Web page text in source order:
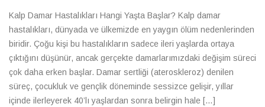
Kalp Damar Hastalıkları Hangi Yaşta Başlar? Kalp damar
hastalıkları, dünyada ve ülkemizde en yaygın ölüm nedenlerinden
biridir. Çoğu kişi bu hastalıkların sadece ileri yaşlarda ortaya
çıktığını düşünür, ancak gerçekte damarlarımızdaki değişim süreci
çok daha erken başlar. Damar sertliği (ateroskleroz) denilen
süreç, çocukluk ve gençlik döneminde sessizce gelişir, yıllar
içinde ilerleyerek 40’lı yaşlardan sonra belirgin hale […]